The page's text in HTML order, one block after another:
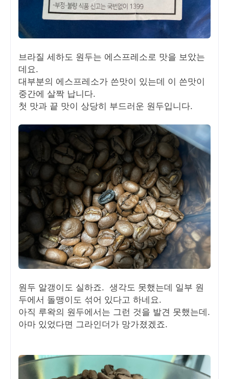
브라질 세하도 원두는 에스프레소로 맛을 보았는
데요.
대부분의 에스프레소가 쓴맛이 있는데 이 쓴맛이
중간에 살짝 납니다.
첫 맛과 끝 맛이 상당히 부드러운 원두입니다.
원두 알갱이도 실하죠. 생각도 못했는데 일부 원
두에서 돌맹이도 섞어 있다고 하네요.
아직 루왁의 원두에서는 그런 것을 발견 못했는데.
아마 있었다면 그라인더가 망가졌겠죠.